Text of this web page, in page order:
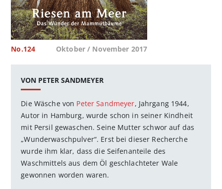
No.124 Oktober / November 2017
VON PETER SANDMEYER
Die Wäsche von Peter Sandmeyer, Jahrgang 1944,
Autor in Hamburg, wurde schon in seiner Kindheit
mit Persil gewaschen. Seine Mutter schwor auf das
„Wunderwaschpulver“. Erst bei dieser Recherche
wurde ihm klar, dass die Seifenanteile des
Waschmittels aus dem Öl geschlachteter Wale
gewonnen worden waren.